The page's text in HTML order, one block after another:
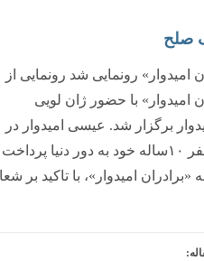
صلح
رونمایی شد رونمایی از
امیدوار» با حضور ژان لویی
برگزار شد. عیسی امیدوار در
این مراسم به بیان دلایل و نحوه سفر ۱۰ساله خود به دور دنیا
امیدوار»، با تاکید بر